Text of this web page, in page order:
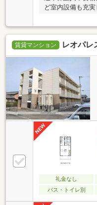
ど室内設備も充実
賃貸マンション レオパレ
礼金なし
バス・トイレ別